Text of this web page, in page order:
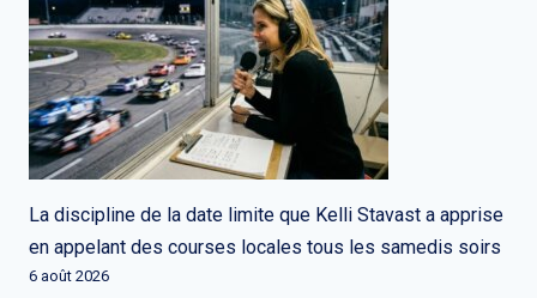
La discipline de la date limite que Kelli Stavast a apprise
en appelant des courses locales tous les samedis soirs
6 août 2026